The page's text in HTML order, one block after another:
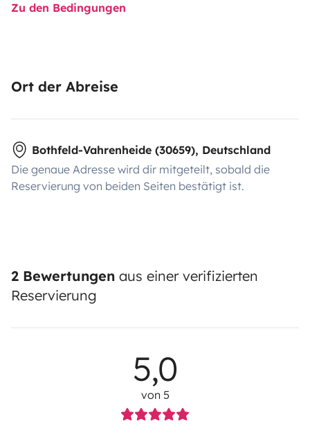
Zu den Bedingungen
Ort der Abreise
Bothfeld-Vahrenheide (30659), Deutschland
Die genaue Adresse wird dir mitgeteilt, sobald die
Reservierung von beiden Seiten bestätigt ist.
2 Bewertungen aus einer verifizierten
Reservierung
5,0
von 5